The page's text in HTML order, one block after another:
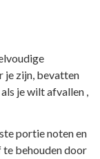
je zijn, bevatten
je wilt afvallen ,
portie noten en
te behouden door